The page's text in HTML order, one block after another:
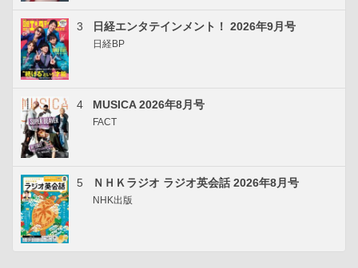
3 日経エンタテインメント！ 2026年9月号
日経BP
4 MUSICA 2026年8月号
FACT
5 ＮＨＫラジオ ラジオ英会話 2026年8月号
NHK出版